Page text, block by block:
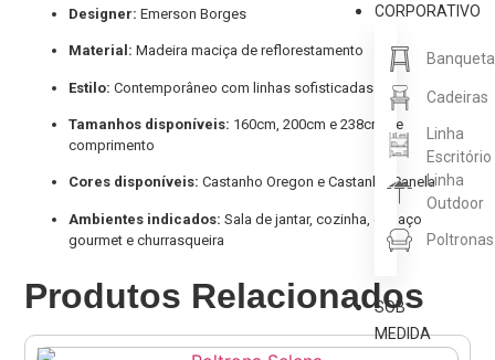
CORPORATIVO
Cadeiras
Linha
Escritório
Linha
Outdoor
Poltronas
SOB
MEDIDA
Designer: Emerson Borges
Material: Madeira maciça de reflorestamento
Estilo: Contemporâneo com linhas sofisticadas
Tamanhos disponíveis: 160cm, 200cm e 238cm de
comprimento
Cores disponíveis: Castanho Oregon e Castanho Canela
Ambientes indicados: Sala de jantar, cozinha, espaço
gourmet e churrasqueira
Produtos Relacionados